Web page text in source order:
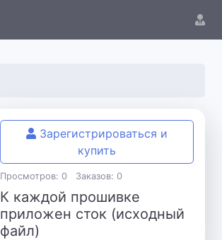
Зарегистрироваться и
купить
Просмотров: 0 Заказов: 0
К каждой прошивке
приложен сток (исходный
файл)